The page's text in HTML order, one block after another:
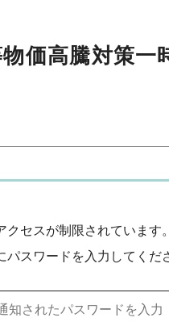
価高騰対策一
クセスが制限されています。
パスワードを入力してくだ